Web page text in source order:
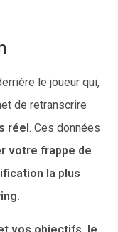
le joueur qui,
de retranscrire
réel. Ces données
votre frappe de
la plus
vos objectifs, le